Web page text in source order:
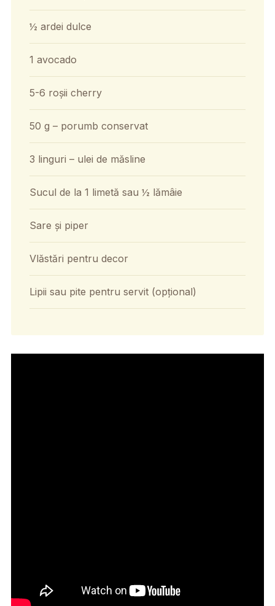
½ ardei dulce
1 avocado
5-6 roșii cherry
50 g – porumb conservat
3 linguri – ulei de măsline
Sucul de la 1 limetă sau ½ lămâie
Sare și piper
Vlăstări pentru decor
Lipii sau pite pentru servit (opțional)